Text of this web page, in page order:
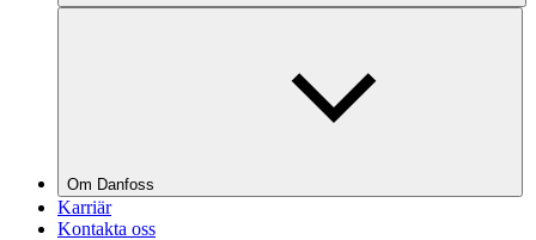
Om Danfoss
Karriär
Kontakta oss